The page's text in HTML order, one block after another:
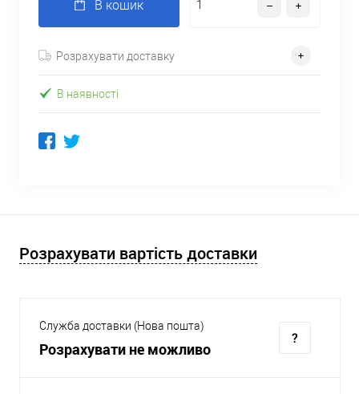
В кошик
Розрахувати доставку
В наявності
Розрахувати вартість доставки
Служба доставки (Нова пошта)
Розрахувати не можливо